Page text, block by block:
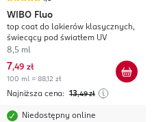
WIBO Fluo
top coat do lakierów klasycznych,
świecący pod światłem UV
8,5 ml
7,49 zł
100 ml = 88,12 zł
Najniższa cena: 13,49 zł
Niedostępny online